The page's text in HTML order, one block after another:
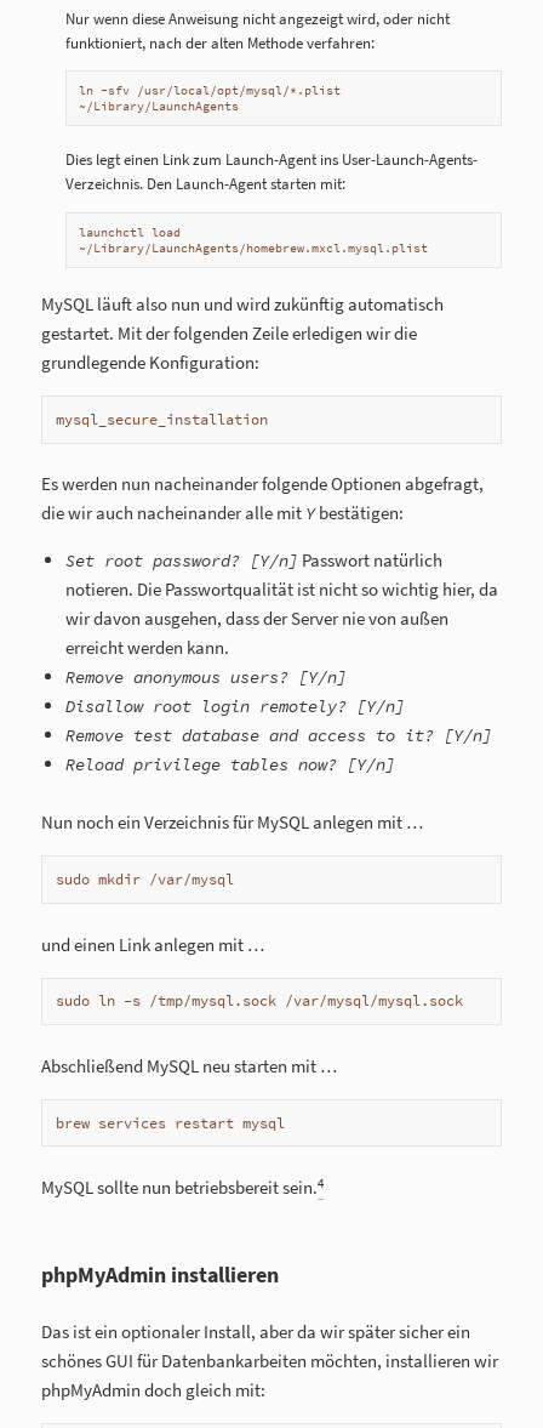
Nur wenn diese Anweisung nicht angezeigt wird, oder nicht
funktioniert, nach der alten Methode verfahren:
ln -sfv /usr/local/opt/mysql/*.plist
~/Library/LaunchAgents
Dies legt einen Link zum Launch-Agent ins User-Launch-Agents-
Verzeichnis. Den Launch-Agent starten mit:
launchctl load
~/Library/LaunchAgents/homebrew.mxcl.mysql.plist
MySQL läuft also nun und wird zukünftig automatisch
gestartet. Mit der folgenden Zeile erledigen wir die
grundlegende Konfiguration:
mysql_secure_installation
Es werden nun nacheinander folgende Optionen abgefragt,
die wir auch nacheinander alle mit Ybestätigen:
Set root password? [Y/n] Passwort natürlich
notieren. Die Passwortqualität ist nicht so wichtig hier, da
wir davon ausgehen, dass der Server nie von außen
erreicht werden kann.
Remove anonymous users? [Y/n]
Disallow root login remotely? [Y/n]
Remove test database and access to it? [Y/n]
Reload privilege tables now? [Y/n]
Nun noch ein Verzeichnis für MySQL anlegen mit …
sudo mkdir /var/mysql
und einen Link anlegen mit …
sudo ln -s /tmp/mysql.sock /var/mysql/mysql.sock
Abschließend MySQL neu starten mit …
brew services restart mysql
MySQL sollte nun betriebsbereit sein.4
phpMyAdmin installieren
Das ist ein optionaler Install, aber da wir später sicher ein
schönes GUI für Datenbankarbeiten möchten, installieren wir
phpMyAdmin doch gleich mit: